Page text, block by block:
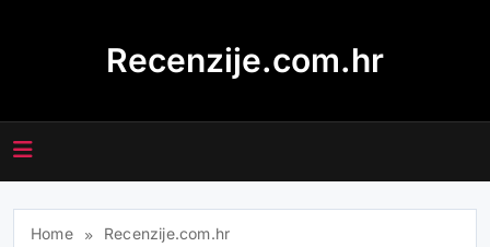
Recenzije.com.hr
Home
Recenzije.com.hr